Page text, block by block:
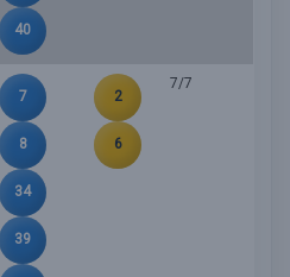
40
7
8
34
39
2
6
7/7